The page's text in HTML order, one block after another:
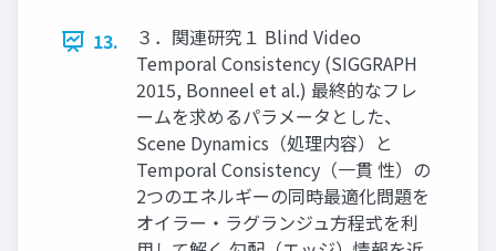
13.
３．関連研究１ Blind Video
Temporal Consistency (SIGGRAPH
2015, Bonneel et al.) 最終的なフレ
ームを求めるパラメータとした、
Scene Dynamics（処理内容）と
Temporal Consistency（一貫 性）の
2つのエネルギーの同時最適化問題を
オイラー・ラグランジュ方程式を利